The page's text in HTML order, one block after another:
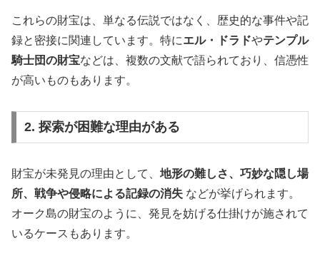
これらの財宝は、単なる伝説ではなく、歴史的な事件や記
録と密接に関連しています。特にエル・ドラドやテンプル
騎士団の財宝などは、複数の文献で語られており、信憑性
が高いものもあります。
2. 探索が困難な理由がある
財宝が未発見の理由として、 地形の難しさ、巧妙な隠し場
所、戦争や侵略による記録の消失 などが挙げられます。
オーク島の財宝のように、発見を妨げる仕掛けが施されて
いるケースもあります。